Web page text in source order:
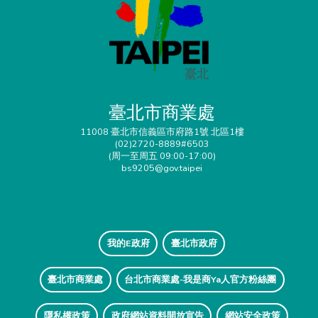
臺北市商業處
11008 臺北市信義區市府路1號 北區1樓
(02)2720-8889#6503
(周一至周五 09:00-17:00)
bs9205@gov.taipei
我的E政府 臺北市政府
臺北市商業處 台北市商業處-我是商Ya人官方粉絲團